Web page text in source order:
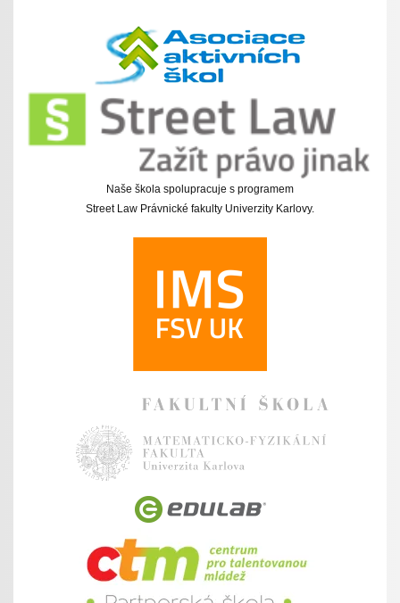
Naše škola spolupracuje s programem
Street Law Právnické fakulty Univerzity Karlovy.